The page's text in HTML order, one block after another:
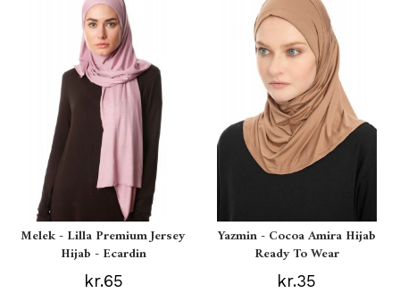
Melek - Lilla Premium Jersey
Hijab - Ecardin
kr.65
Yazmin - Cocoa Amira Hijab
Ready To Wear
kr.35